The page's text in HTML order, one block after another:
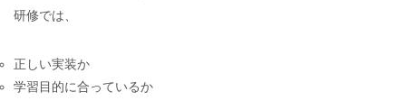
研修では、
正しい実装か
学習目的に合っているか